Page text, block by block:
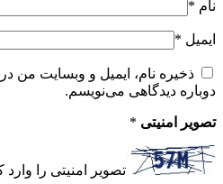
نام *
ایمیل *
ذخیره نام، ایمیل و وبسایت من
دوباره دیدگاهی می‌نویسم.
تصویر امنیتی *
تصویر امنیتی را وارد